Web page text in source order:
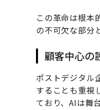
この革命は根本
の不可欠な部分
顧客中心の
ポストデジタル
することも重視
ており、AIは舞